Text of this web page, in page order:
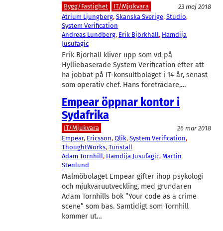
Bygg/Fastighet IT/Mjukvara
23 maj 2018
Atrium Ljungberg, Skanska Sverige, Studio
System Verification
Andreas Lundberg, Erik Björkhäll, Hamdija
Jusufagic
Erik Björhäll kliver upp som vd på
Hylliebaserade System Verification efter att
ha jobbat på IT-konsultbolaget i 14 år, senast
som operativ chef. Hans företrädare,…
Empear öppnar kontor i
Sydafrika
IT/Mjukvara
26 mar 2018
Empear, Ericsson, Qlik, System Verification
ThoughtWorks, Tunstall
Adam Tornhill, Hamdija Jusufagic, Martin
Stenlund
Malmöbolaget Empear gifter ihop psykologi
och mjukvaruutveckling, med grundaren
Adam Tornhills bok ”Your code as a crime
scene” som bas. Samtidigt som Tornhill
kommer ut…